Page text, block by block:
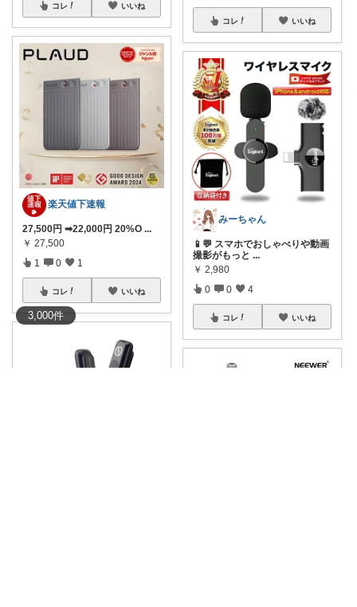
3,000件
コレ いいね
楽天値下速報
27,500円 ➡22,000円 20%O ...
￥ 27,500
1 0 1
コレ いいね
コレ いいね
みーちゃん
📱💬 スマホでおしゃべりや動画
撮影がもっと ...
￥ 2,980
0 0 4
コレ いいね